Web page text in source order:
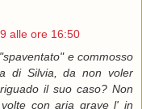
alle ore 16:50
e commosso
di Silvia, da non voler
il suo caso? Non
con aria grave l' in